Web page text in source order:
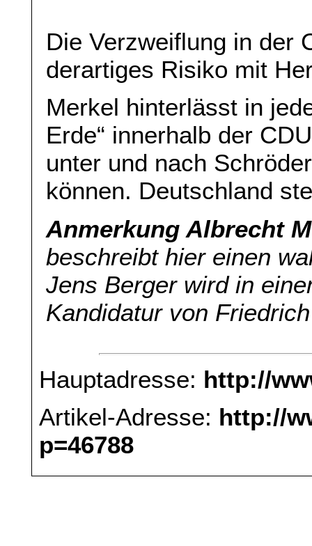
Die Verzweiflung in der
derartiges Risiko mit
Merkel hinterlässt in
Erde“ innerhalb der
unter und nach
können. Deutschland
Anmerkung Albrecht
beschreibt hier einen
Jens Berger wird in
Kandidatur von
Hauptadresse: http://
Artikel-Adresse: http://
p=46788